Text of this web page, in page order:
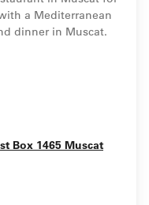
a Mediterranean
dinner in Muscat.
In New Window
Box 1465 Muscat